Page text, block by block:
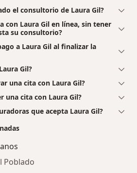
el consultorio de Laura Gil?
con Laura Gil en línea, sin tener
su consultorio?
a Laura Gil al finalizar la
Gil?
una cita con Laura Gil?
una cita con Laura Gil?
que acepta Laura Gil?
Poblado